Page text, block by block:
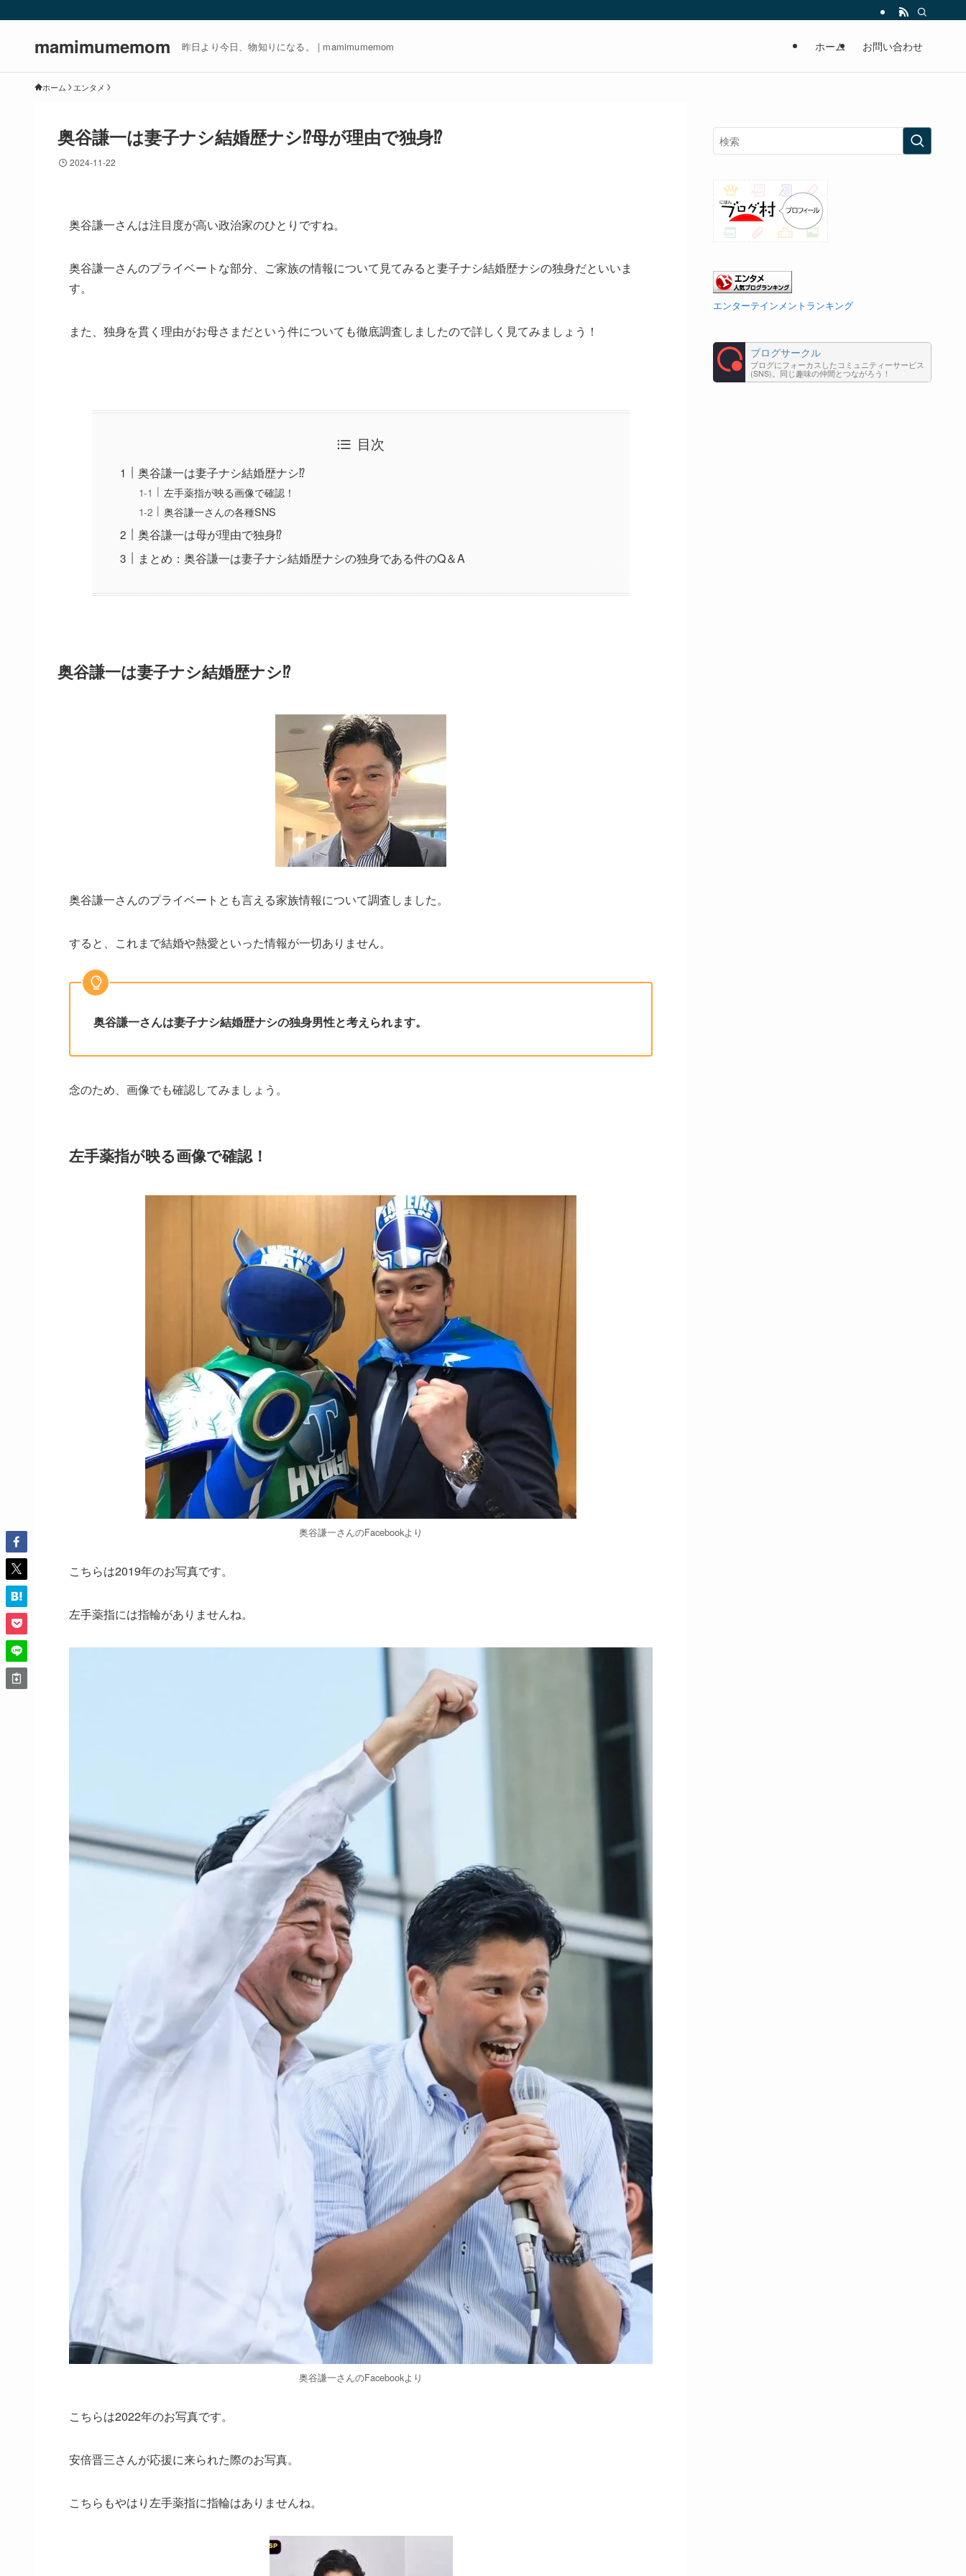
mamimumemom 昨日より今日、物知りになる。 | mamimumemom ホーム お問い合わせ
ホーム エンタメ
奥谷謙一は妻子ナシ結婚歴ナシ⁉母が理由で独身⁉
2024-11-22
奥谷謙一さんは注目度が高い政治家のひとりですね。
奥谷謙一さんのプライベートな部分、ご家族の情報について見てみると妻子ナシ結婚歴ナシの独身だといいま
す。
また、独身を貫く理由がお母さまだという件についても徹底調査しましたので詳しく見てみましょう！
目次
奥谷謙一は妻子ナシ結婚歴ナシ⁉
左手薬指が映る画像で確認！
奥谷謙一さんの各種SNS
奥谷謙一は母が理由で独身⁉
まとめ：奥谷謙一は妻子ナシ結婚歴ナシの独身である件のQ＆A
奥谷謙一は妻子ナシ結婚歴ナシ⁉
奥谷謙一さんのプライベートとも言える家族情報について調査しました。
すると、これまで結婚や熱愛といった情報が一切ありません。
奥谷謙一さんは妻子ナシ結婚歴ナシの独身男性と考えられます。
念のため、画像でも確認してみましょう。
左手薬指が映る画像で確認！
奥谷謙一さんのFacebookより
こちらは2019年のお写真です。
左手薬指には指輪がありませんね。
奥谷謙一さんのFacebookより
こちらは2022年のお写真です。
安倍晋三さんが応援に来られた際のお写真。
こちらもやはり左手薬指に指輪はありませんね。
エンターテインメントランキング
ブログサークル
ブログにフォーカスしたコミュニティーサービス
(SNS)。同じ趣味の仲間とつながろう！